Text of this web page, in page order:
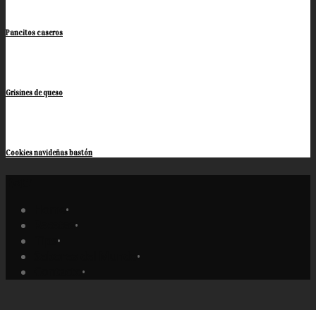
Pancitos caseros
Grisines de queso
Cookies navideñas bastón
•
•
•
•
•